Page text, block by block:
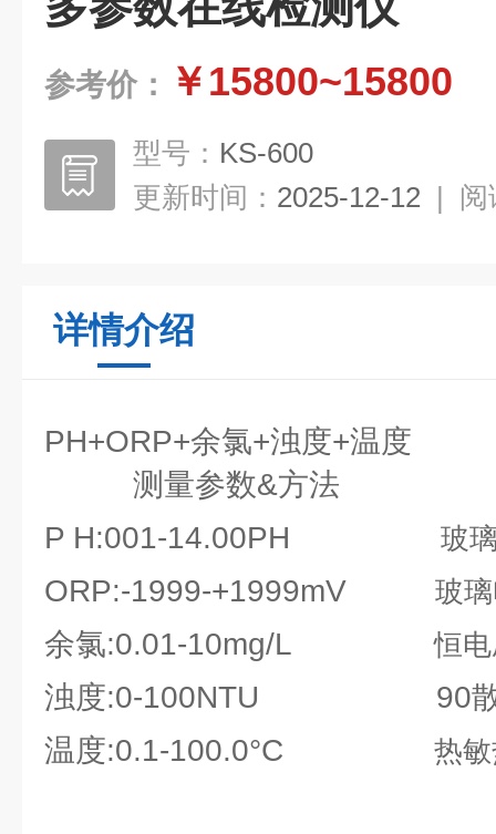
参考价： ￥15800~15800
型号： KS-600
更新时间： 2025-12-12 | 阅
详情介绍
PH+ORP+余氯+浊度+温度
测量参数&方法
P H:001-14.00PH 玻
ORP:-1999-+1999mV 玻
余氯:0.01-10mg/L恒
浊度:0-100NTU 90散
温度:0.1-100.0°C 热